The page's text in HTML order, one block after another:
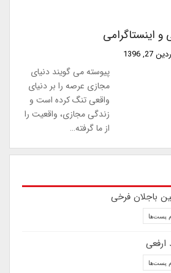
اینستاگرامی
پیوسته می گویند دنیای
مجازی عرصه را بر دنیای
واقعی تنگ کرده است و
زندگی مجازی، واقعیت را
از ما گرفته…
باجلان فرخی